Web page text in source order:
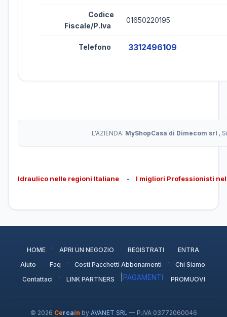
Codice
Fiscale/P.Iva
01650220195
Telefono 3312496109
L'AZIENDA: MyShopCasa di Dimecom srl ,
Idraulico nelle regioni Italiane - I migliori Professionisti
HOME · APRI UN NEGOZIO · REGISTRATI · ENTRA ·
Aiuto · Faq · Costi Pacchetti Abbonamenti · Chi Siamo ·
Contattaci · LINK PARTNERS PAGAMENTI· PROMUOVI
© 2026 Cercain by AVANET SRL — P.IVA 03772060046